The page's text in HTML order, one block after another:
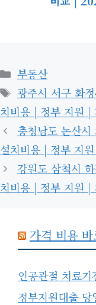
카
테
고
리
부동산
태
그
광주시 서구 화
치비용 | 정부 지원 |
충청남도 논산
설치비용 | 정부 지
강원도 삼척시
치비용 | 정부 지원 |
가격 비용 바
인공관절 치료
정부지원대출